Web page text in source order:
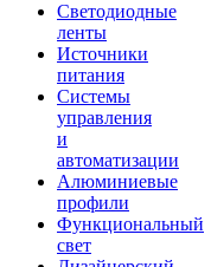
Светодиодные
ленты
Источники
питания
Системы
управления
и
автоматизации
Алюминиевые
профили
Функциональный
свет